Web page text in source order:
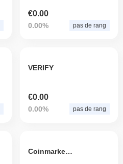
€0.00
0.00% pas de rang
VERIFY
€0.00
0.00% pas de rang
Coinmarketstore